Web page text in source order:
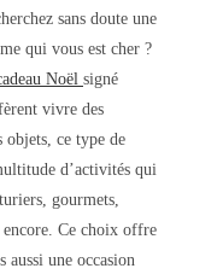
sans doute une
qui vous est cher ?
Noël signé
vivre des
objets, ce type de
d’activités qui
gourmets,
encore. Ce choix offre
aussi une occasion